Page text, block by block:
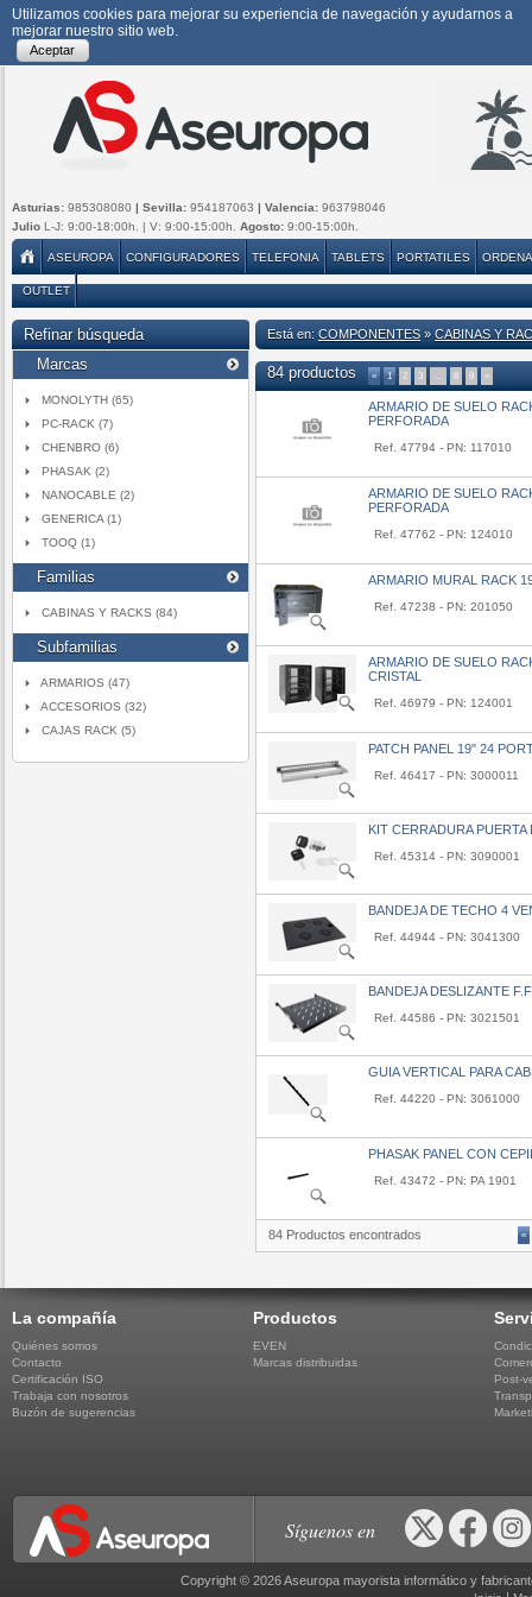
Utilizamos cookies para mejorar su experiencia de navegación y ayudarnos a
mejorar nuestro sitio web.
Aceptar
Asturias: 985308080 | Sevilla: 954187063 | Valencia: 963798046
Julio L-J: 9:00-18:00h. | V: 9:00-15:00h. Agosto: 9:00-15:00h.
ASEUROPA CONFIGURADORES TELEFONIA TABLETS PORTATILES
OUTLET
Refinar búsqueda
Marcas
MONOLYTH (65)
PC-RACK (7)
CHENBRO (6)
PHASAK (2)
NANOCABLE (2)
GENERICA (1)
TOOQ (1)
Familias
CABINAS Y RACKS (84)
Subfamilias
ARMARIOS (47)
ACCESORIOS (32)
CAJAS RACK (5)
Está en: COMPONENTES » CABINAS Y
84 productos « 1 2 3 … 8 9 »
ARMARIO DE SUELO
PERFORADA
Ref. 47794 - PN: 117010
ARMARIO DE SUELO
PERFORADA
Ref. 47762 - PN: 124010
ARMARIO MURAL RACK
Ref. 47238 - PN: 201050
ARMARIO DE SUELO
CRISTAL
Ref. 46979 - PN: 124001
PATCH PANEL 19" 24
Ref. 46417 - PN: 3000011
KIT CERRADURA
Ref. 45314 - PN: 3090001
BANDEJA DE TECHO 4
Ref. 44944 - PN: 3041300
BANDEJA DESLIZANTE
Ref. 44586 - PN: 3021501
GUIA VERTICAL PARA
Ref. 44220 - PN: 3061000
PHASAK PANEL CON
Ref. 43472 - PN: PA 1901
84 Productos encontrados «
La compañía
Quiénes somos
Contacto
Certificación ISO
Trabaja con nosotros
Buzón de sugerencias
Productos
EVEN
Marcas distribuidas
Post-
Síguenos en
Copyright © 2026 Aseuropa mayorista informático y